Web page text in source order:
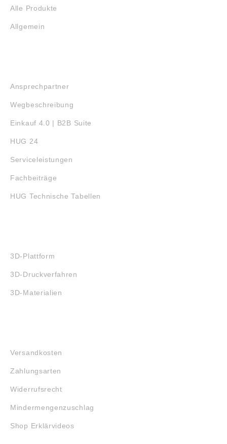
Alle Produkte
Allgemein
Ansprechpartner
Wegbeschreibung
Einkauf 4.0 | B2B Suite
HUG 24
Serviceleistungen
Fachbeiträge
HUG Technische Tabellen
3D-Plattform
3D-Druckverfahren
3D-Materialien
Versandkosten
Zahlungsarten
Widerrufsrecht
Mindermengenzuschlag
Shop Erklärvideos